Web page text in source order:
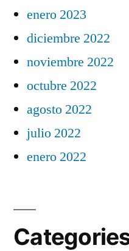
enero 2023
diciembre 2022
noviembre 2022
octubre 2022
agosto 2022
julio 2022
enero 2022